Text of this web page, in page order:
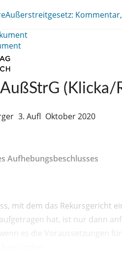
Außerstreitgesetz:
(Klicka/
3. Aufl Oktober 2020
Aufhebungsbeschlusses
mit dem das Rekursgericht
hat, ist nur dann
es die Voraussetzungen